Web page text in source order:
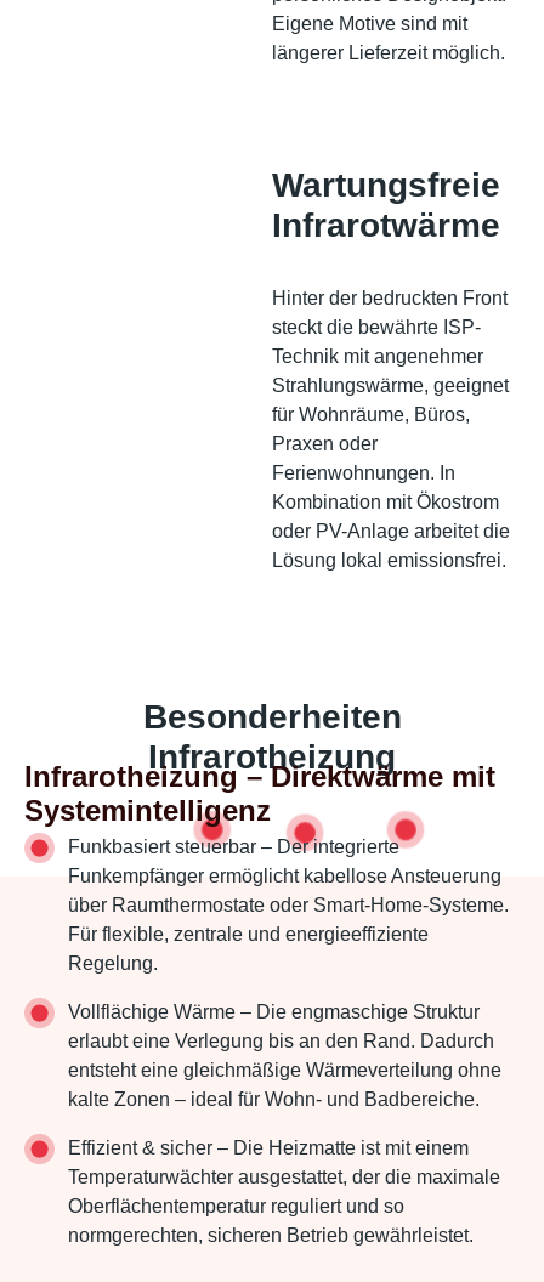
Eigene Motive sind mit
längerer Lieferzeit möglich.
Wartungsfreie
Infrarotwärme
Hinter der bedruckten Front
steckt die bewährte ISP-
Technik mit angenehmer
Strahlungswärme, geeignet
für Wohnräume, Büros,
Praxen oder
Ferienwohnungen. In
Kombination mit Ökostrom
oder PV-Anlage arbeitet die
Lösung lokal emissionsfrei.
Besonderheiten
Infrarotheizung
Infrarotheizung – Direktwärme mit
Systemintelligenz
Funkbasiert steuerbar – Der integrierte
Funkempfänger ermöglicht kabellose Ansteuerung
über Raumthermostate oder Smart-Home-Systeme.
Für flexible, zentrale und energieeffiziente
Regelung.
Vollflächige Wärme – Die engmaschige Struktur
erlaubt eine Verlegung bis an den Rand. Dadurch
entsteht eine gleichmäßige Wärmeverteilung ohne
kalte Zonen – ideal für Wohn- und Badbereiche.
Effizient & sicher – Die Heizmatte ist mit einem
Temperaturwächter ausgestattet, der die maximale
Oberflächentemperatur reguliert und so
normgerechten, sicheren Betrieb gewährleistet.